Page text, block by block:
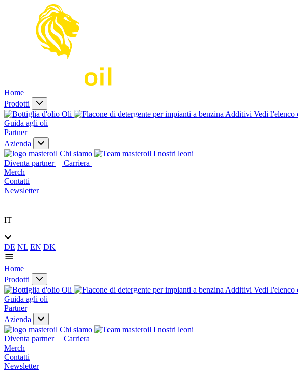
Home
Prodotti
Oli
Additivi Vedi l'elenco
Guida agli oli
Partner
Azienda
Chi siamo
I nostri leoni
Diventa partner
Carriera
Merch
Contatti
Newsletter
IT
DE NL EN DK
Home
Prodotti
Oli
Additivi Vedi l'elenco
Guida agli oli
Partner
Azienda
Chi siamo
I nostri leoni
Diventa partner
Carriera
Merch
Contatti
Newsletter